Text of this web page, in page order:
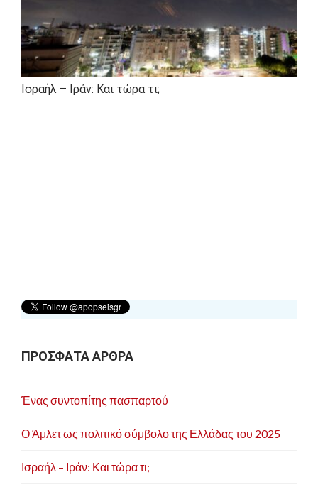
Ισραήλ – Ιράν: Και τώρα τι;
ΠΡΟΣΦΑΤΑ ΑΡΘΡΑ
Ένας συντοπίτης πασπαρτού
Ο Άμλετ ως πολιτικό σύμβολο της Ελλάδας του 2025
Ισραήλ – Ιράν: Και τώρα τι;